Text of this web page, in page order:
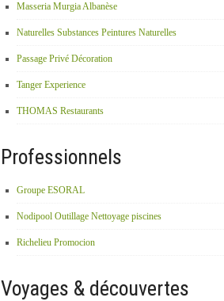
Masseria Murgia Albanèse
Naturelles Substances Peintures Naturelles
Passage Privé Décoration
Tanger Experience
THOMAS Restaurants
Professionnels
Groupe ESORAL
Nodipool Outillage Nettoyage piscines
Richelieu Promocion
Voyages & découvertes